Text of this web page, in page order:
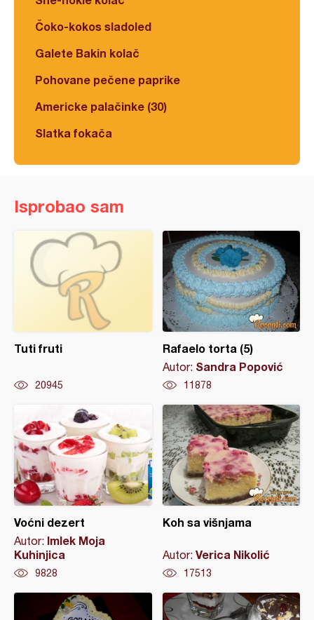
Čoko-kokos sladoled
Galete Bakin kolač
Pohovane pečene paprike
Americke palačinke (30)
Slatka fokača
Isprobao sam
Tuti fruti
20945
Rafaelo torta (5)
Autor: Sandra Popović
11878
Voćni dezert
Autor: Imlek Moja
Kuhinjica
9828
Koh sa višnjama
Autor: Verica Nikolić
17513